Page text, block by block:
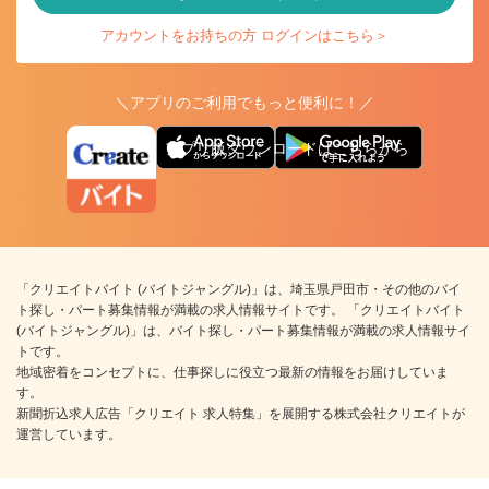
アカウントをお持ちの方 ログインはこちら＞
＼アプリのご利用でもっと便利に！／
アプリ版ダウンロードはこちらから
「クリエイトバイト (バイトジャングル)」は、埼玉県戸田市・その他のバイ
ト探し・パート募集情報が満載の求人情報サイトです。 「クリエイトバイト
(バイトジャングル)」は、バイト探し・パート募集情報が満載の求人情報サイ
トです。
地域密着をコンセプトに、仕事探しに役立つ最新の情報をお届けしていま
す。
新聞折込求人広告「クリエイト 求人特集」を展開する株式会社クリエイトが
運営しています。